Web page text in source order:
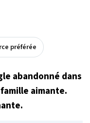
préférée
abandonné dans
aimante.